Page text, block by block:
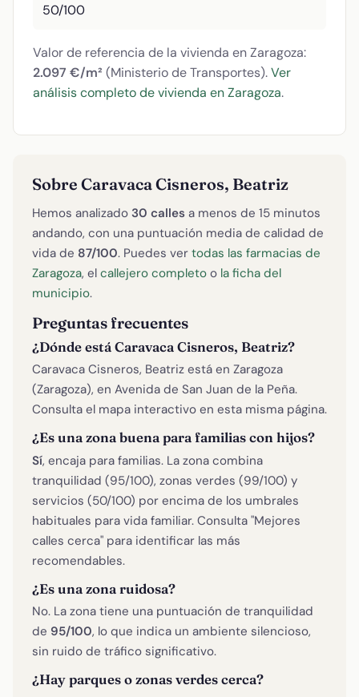
50/100
Valor de referencia de la vivienda en Zaragoza:
2.097 €/m² (Ministerio de Transportes).Ver
análisis completo de vivienda en Zaragoza.
Sobre Caravaca Cisneros, Beatriz
Hemos analizado 30 calles a menos de 15 minutos
andando, con una puntuación media de calidad de
vida de 87/100. Puedes ver todas las farmacias de
Zaragoza, el callejero completo o la ficha del
municipio.
Preguntas frecuentes
¿Dónde está Caravaca Cisneros, Beatriz?
Caravaca Cisneros, Beatriz está en Zaragoza
(Zaragoza), en Avenida de San Juan de la Peña.
Consulta el mapa interactivo en esta misma página.
¿Es una zona buena para familias con hijos?
Sí, encaja para familias. La zona combina
tranquilidad (95/100), zonas verdes (99/100) y
servicios (50/100) por encima de los umbrales
habituales para vida familiar. Consulta "Mejores
calles cerca" para identificar las más
recomendables.
¿Es una zona ruidosa?
No. La zona tiene una puntuación de tranquilidad
de 95/100, lo que indica un ambiente silencioso,
sin ruido de tráfico significativo.
¿Hay parques o zonas verdes cerca?